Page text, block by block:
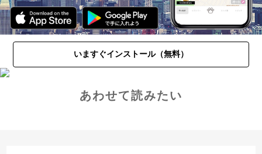
いますぐインストール（無料）
あわせて読みたい